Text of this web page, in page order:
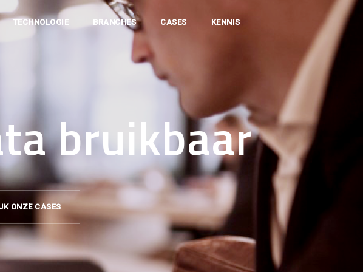
TECHNOLOGIE BRANCHES CASES KENNIS
bruikbaar
ONZE CASES